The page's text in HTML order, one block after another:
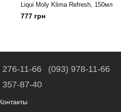
Liqui Moly Klima Refresh, 150мл
777 грн
276-11-66
(093) 978-11-66
357-87-40